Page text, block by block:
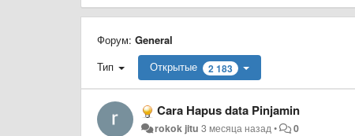
Форум: General
Тип
Открытые 2 183
Cara Hapus data Pinjamin
rokok jitu 3 месяца назад • 0